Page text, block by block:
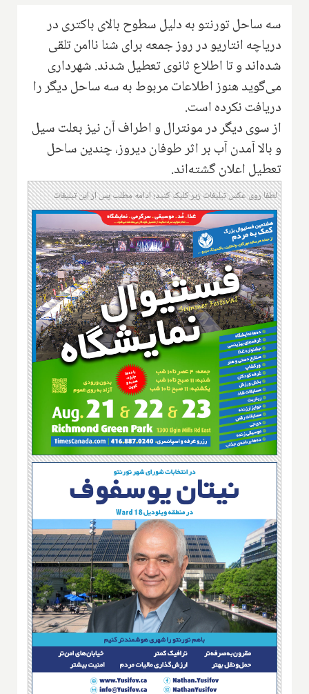
سه ساحل تورنتو به دلیل سطوح بالای باکتری در
دریاچه انتاریو در روز جمعه برای شنا ناامن تلقی
شده‌اند و تا اطلاع ثانوی تعطیل شدند. شهرداری
می‌گوید هنوز اطلاعات مربوط به سه ساحل دیگر را
دریافت نکرده است.
از سوی دیگر در مونترال و اطراف آن نیز بعلت سیل
و بالا آمدن آب بر اثر طوفان دیروز، چندین ساحل
تعطیل اعلان گشته‌اند.
لطفا روی عکس تبلیغات زیر کلیک کنید؛ ادامه مطلب پس از این تبلیغات